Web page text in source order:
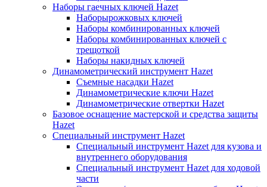
Наборы гаечных ключей Hazet
Наборырожковых ключей
Наборы комбинированных ключей
Наборы комбинированных ключей с
трещоткой
Наборы накидных ключей
Динамометрический инструмент Hazet
Съемные насадки Hazet
Динамометрические ключи Hazet
Динамометрические отвертки Hazet
Базовое оснащение мастерской и средства защиты
Hazet
Специальный инструмент Hazet
Специальный инструмент Hazet для кузова и
внутреннего оборудования
Специальный инструмент Hazet для ходовой
части